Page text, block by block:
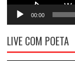
00:00
LIVE COM POETA